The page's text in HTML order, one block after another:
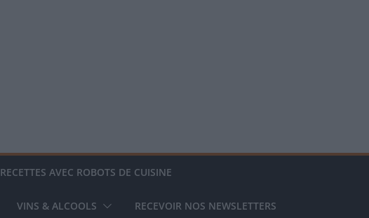
RECETTES AVEC ROBOTS DE CUISINE
VINS & ALCOOLS RECEVOIR NOS NEWSLETTERS